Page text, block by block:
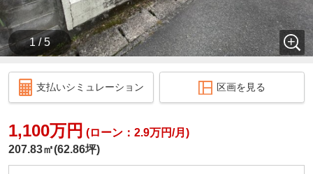
1 / 5
支払いシミュレーション 区画を見る
1,100万円 (ローン：2.9万円/月)
207.83㎡(62.86坪)